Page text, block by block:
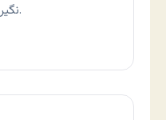
نگيريد. اين هنر نيست.